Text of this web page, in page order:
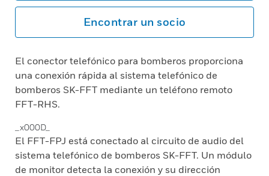
Encontrar un socio
El conector telefónico para bomberos proporciona
una conexión rápida al sistema telefónico de
bomberos SK-FFT mediante un teléfono remoto
FFT-RHS.
_x000D_
El FFT-FPJ está conectado al circuito de audio del
sistema telefónico de bomberos SK-FFT. Un módulo
de monitor detecta la conexión y su dirección